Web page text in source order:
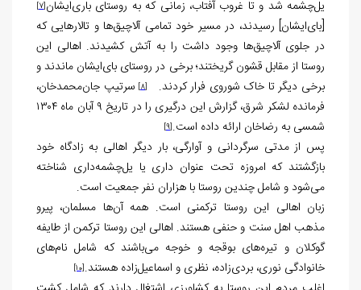
یل‌چشمه شد و تا غروب آفتاب، زمانی که به روستای باری‌ایشان[7]
[بای‌ایشان] رسیدند، در مسیر خود تمامی آلاچیق‌ها و تالارهایی که
در جلوی آلاچیق‌ها وجود داشت را به آتش کشیدند. اهالی این
روستا از مقابل قشون گریختند؛ برخی در روستای بای‌ایشان ماندند و
برخی دیگر تا خاک شوروی فرار کردند.
[8]
سرتیپ جان‌محمدخان،
فرمانده لشکر شرق، گزارش این درگیری را در تاریخ ۹ آبان ماه ۱۳۰۴
شمسی به رضاخان ارائه داده است.[9]
پس از مدتی سرگردانی و آوارگی، بار دیگر اهالی به زادگاه خود
بازگشتند که امروزه تحت عنوان داری یا یل‌چشمه‌داری شناخته
می‌شود و شامل چندین روستا با هزاران نفر جمعیت است.
زبان اهالی این روستا ترکمنی است. همه آن‌ها مسلمان، پیرو
مذهب اهل سنت و حنفی هستند. اهالی این روستا ترکمن از طایفه
گوکلان و تیره‌های بوقجه و خوجه می‌باشند که شامل نام‌های
خانوادگی نوری، بردی‌زاده، نظری و اسماعیل‌زاده هستند.[10]